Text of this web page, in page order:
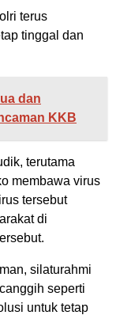
terus
tinggal dan
dan
KKB
terutama
membawa virus
tersebut
di
silaturahmi
seperti
untuk tetap